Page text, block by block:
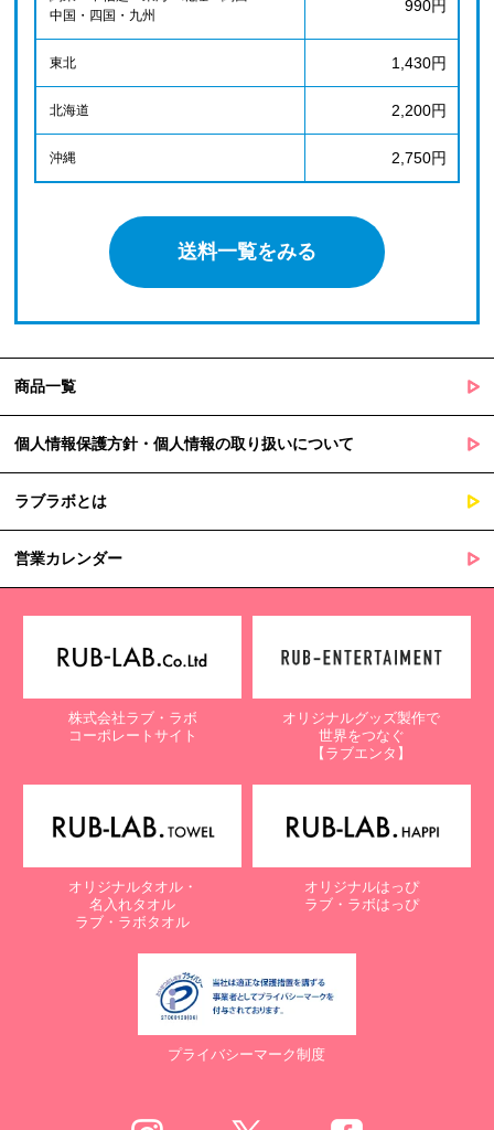
中国・四国・九州
990円
東北 1,430円
北海道 2,200円
沖縄 2,750円
送料一覧をみる
商品一覧
個人情報保護方針・個人情報の取り扱いについて
ラブラボとは
営業カレンダー
株式会社ラブ・ラボ
コーポレートサイト
オリジナルグッズ製作で
世界をつなぐ
【ラブエンタ】
オリジナルタオル・
名入れタオル
ラブ・ラボタオル
オリジナルはっぴ
ラブ・ラボはっぴ
プライバシーマーク制度